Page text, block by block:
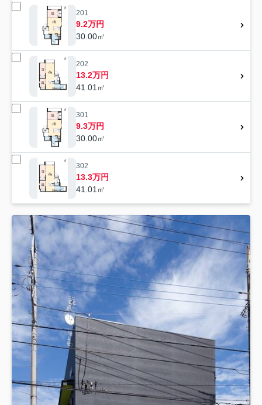
201
9.2万円
30.00㎡
202
13.2万円
41.01㎡
301
9.3万円
30.00㎡
302
13.3万円
41.01㎡